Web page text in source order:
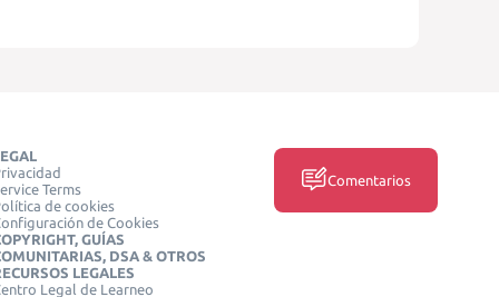
Terms
de cookies
de Cookies
GUÍAS
DSA & OTROS
LEGALES
Legal de Learneo
Comentarios